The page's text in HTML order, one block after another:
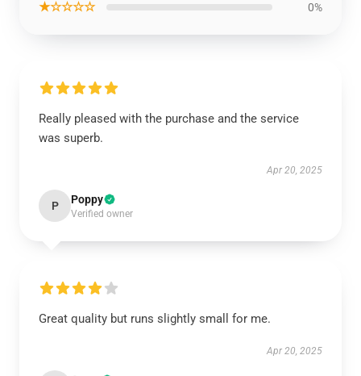
★☆☆☆☆ 0%
Really pleased with the purchase and the service
was superb.
Apr 20, 2025
P Poppy
Verified owner
Great quality but runs slightly small for me.
Apr 20, 2025